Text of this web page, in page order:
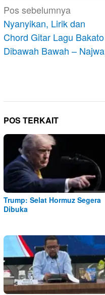
Navigasi
pos
Pos sebelumnya
Nyanyikan, Lirik dan
Chord Gitar Lagu Bakato
Dibawah Bawah – Najwa
POS TERKAIT
Trump: Selat Hormuz Segera
Dibuka